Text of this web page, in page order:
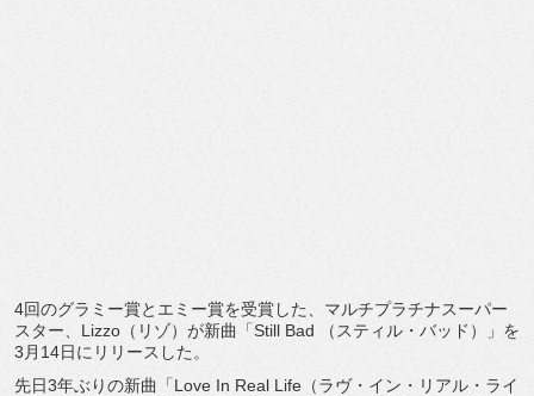
4回のグラミー賞とエミー賞を受賞した、マルチプラチナスーパー
スター、Lizzo（リゾ）が新曲「Still Bad （スティル・バッド）」を
3月14日にリリースした。
先日3年ぶりの新曲「Love In Real Life（ラヴ・イン・リアル・ライ